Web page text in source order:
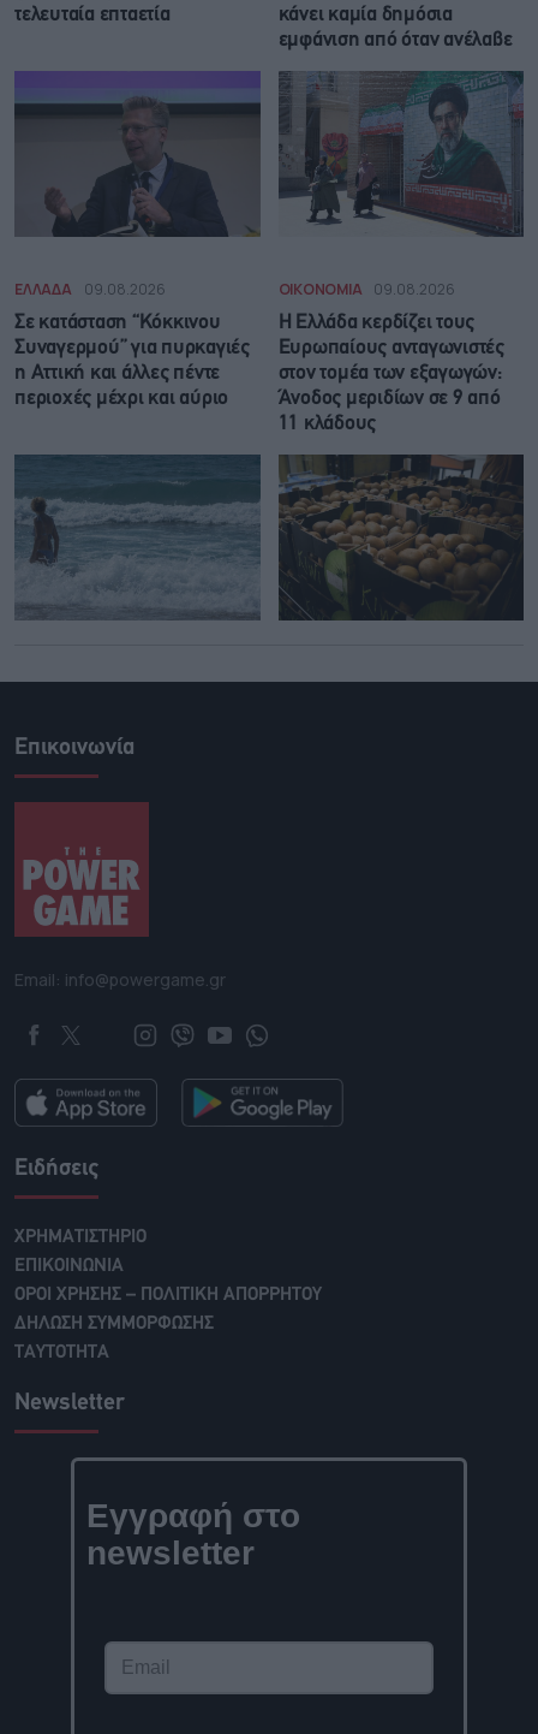
τελευταία επταετία
κάνει καμία δημόσια
εμφάνιση από όταν ανέλαβε
ΕΛΛΑΔΑ 09.08.2026
Σε κατάσταση “Κόκκινου
Συναγερμού” για πυρκαγιές
η Αττική και άλλες πέντε
περιοχές μέχρι και αύριο
ΟΙΚΟΝΟΜΙΑ 09.08.2026
Η Ελλάδα κερδίζει τους
Ευρωπαίους ανταγωνιστές
στον τομέα των εξαγωγών:
Άνοδος μεριδίων σε 9 από
11 κλάδους
Επικοινωνία
Email: info@powergame.gr
Ειδήσεις
ΧΡΗΜΑΤΙΣΤΗΡΙΟ
ΕΠΙΚΟΙΝΩΝΙΑ
ΟΡΟΙ ΧΡΗΣΗΣ – ΠΟΛΙΤΙΚΗ ΑΠΟΡΡΗΤΟΥ
ΔΗΛΩΣΗ ΣΥΜΜΟΡΦΩΣΗΣ
ΤΑΥΤΟΤΗΤΑ
Newsletter
Εγγραφή στο
newsletter